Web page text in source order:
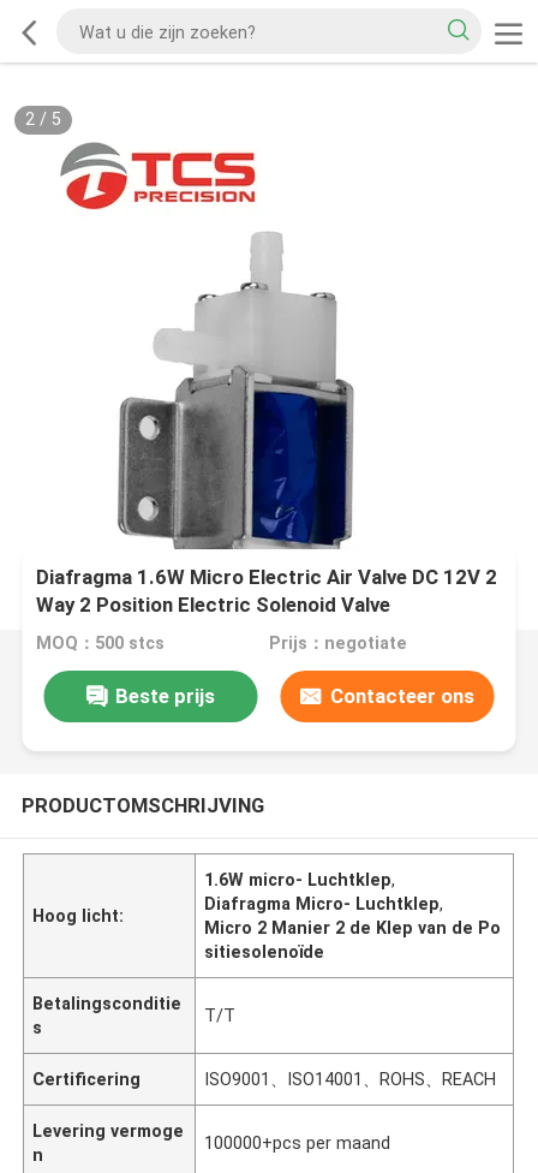
2/ 5
Diafragma 1.6W Micro Electric Air Valve DC 12V 2
Way 2 Position Electric Solenoid Valve
MOQ：500 stcs Prijs：negotiate
Beste prijs Contacteer ons
PRODUCTOMSCHRIJVING
Hoog licht:
1.6W micro- Luchtklep,
Diafragma Micro- Luchtklep,
Micro 2 Manier 2 de Klep van de Po
sitiesolenoïde
Betalingsconditie
s
T/T
Certificering ISO9001、ISO14001、ROHS、REACH
Levering vermoge
n
100000+pcs per maand